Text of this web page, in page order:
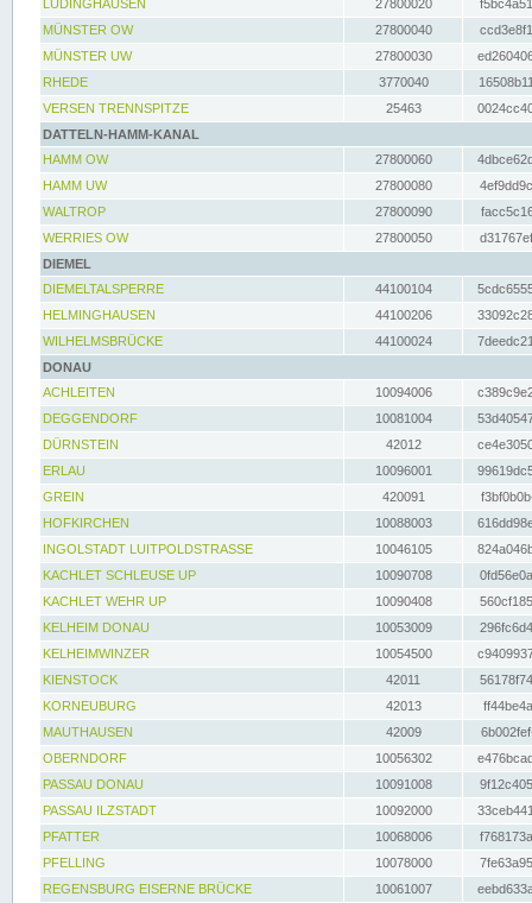
LÜDINGHAUSEN
27800020
MÜNSTER OW
27800040
MÜNSTER UW
27800030
RHEDE
3770040
VERSEN TRENNSPITZE
25463
DATTELN-HAMM-KANAL
HAMM OW
27800060
HAMM UW
27800080
WALTROP
27800090
WERRIES OW
27800050
DIEMEL
DIEMELTALSPERRE
44100104
HELMINGHAUSEN
44100206
WILHELMSBRÜCKE
44100024
DONAU
ACHLEITEN
10094006
DEGGENDORF
10081004
DÜRNSTEIN
42012
ERLAU
10096001
GREIN
420091
HOFKIRCHEN
10088003
INGOLSTADT LUITPOLDSTRASSE
10046105
KACHLET SCHLEUSE UP
10090708
KACHLET WEHR UP
10090408
KELHEIM DONAU
10053009
KELHEIMWINZER
10054500
KIENSTOCK
42011
KORNEUBURG
42013
MAUTHAUSEN
42009
OBERNDORF
10056302
PASSAU DONAU
10091008
PASSAU ILZSTADT
10092000
PFATTER
10068006
PFELLING
10078000
REGENSBURG EISERNE BRÜCKE
10061007